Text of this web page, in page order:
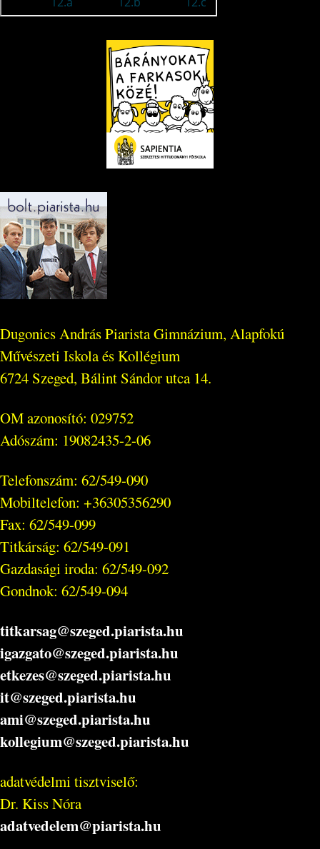
Dugonics András Piarista Gimnázium, Alapfokú
Művészeti Iskola és Kollégium
6724 Szeged, Bálint Sándor utca 14.
OM azonosító: 029752
Adószám: 19082435-2-06
Telefonszám: 62/549-090
Mobiltelefon: +36305356290
Fax: 62/549-099
Titkárság: 62/549-091
Gazdasági iroda: 62/549-092
Gondnok: 62/549-094
titkarsag@szeged.piarista.hu
igazgato@szeged.piarista.hu
etkezes@szeged.piarista.hu
it@szeged.piarista.hu
ami@szeged.piarista.hu
kollegium@szeged.piarista.hu
adatvédelmi tisztviselő:
Dr. Kiss Nóra
adatvedelem@piarista.hu